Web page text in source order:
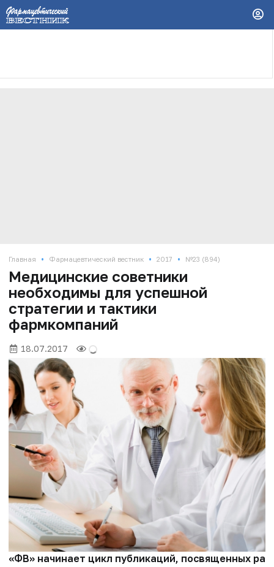
Главная • Фармацевтический вестник • 2017 • №23 (894)
Медицинские советники
необходимы для успешной
стратегии и тактики
фармкомпаний
18.07.2017
«ФВ» начинает цикл публикаций, посвященных